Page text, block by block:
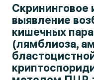
Скрининговое
выявление
кишечных
(лямблиоза,